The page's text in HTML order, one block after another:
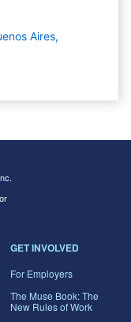
Aires,
GET INVOLVED
For Employers
The Muse Book: The
New Rules of Work